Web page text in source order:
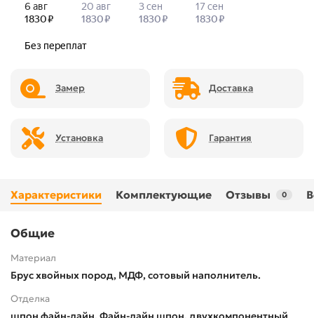
Замер Доставка
Установка Гарантия
Характеристики Комплектующие Отзывы 0
Общие
Материал
Брус хвойных пород, МДФ, сотовый наполнитель.
Отделка